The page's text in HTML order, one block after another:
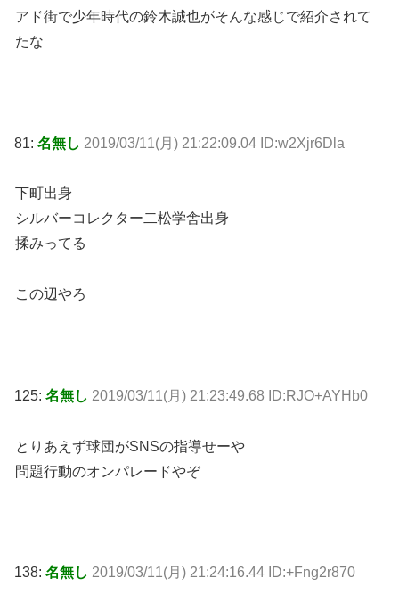
アド街で少年時代の鈴木誠也がそんな感じで紹介されて
たな
81: 名無し 2019/03/11(月) 21:22:09.04 ID:w2Xjr6Dla
下町出身
シルバーコレクター二松学舎出身
揉みってる
この辺やろ
125: 名無し 2019/03/11(月) 21:23:49.68 ID:RJO+AYHb0
とりあえず球団がSNSの指導せーや
問題行動のオンパレードやぞ
138: 名無し 2019/03/11(月) 21:24:16.44 ID:+Fng2r870